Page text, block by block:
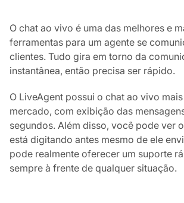
O chat ao vivo é uma das melhores e
ferramentas para um agente se
clientes. Tudo gira em torno da
instantânea, então precisa ser rápido.
O LiveAgent possui o chat ao vivo
mercado, com exibição das
segundos. Além disso, você pode ver
está digitando antes mesmo de ele
pode realmente oferecer um suporte
sempre à frente de qualquer situação.